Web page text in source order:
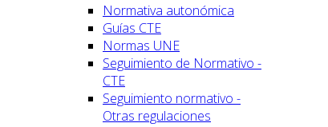
Normativa autonómica
Guías CTE
Normas UNE
Seguimiento de Normativo -
CTE
Seguimiento normativo -
Otras regulaciones